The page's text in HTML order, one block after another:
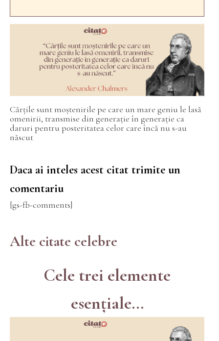
Cărțile sunt moștenirile pe care un mare geniu le lasă
omenirii, transmise din generație în generație ca
daruri pentru posteritatea celor care încă nu s-au
născut
Daca ai inteles acest citat trimite un
comentariu
[gs-fb-comments]
Alte citate celebre
Cele trei elemente
esențiale...